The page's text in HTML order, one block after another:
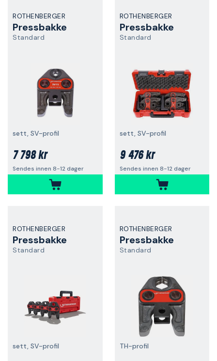
ROTHENBERGER
Pressbakke
Standard
sett, SV-profil
7 798 kr
Sendes innen 8-12 dager
ROTHENBERGER
Pressbakke
Standard
sett, SV-profil
9 476 kr
Sendes innen 8-12 dager
ROTHENBERGER
Pressbakke
Standard
sett, SV-profil
ROTHENBERGER
Pressbakke
Standard
TH-profil